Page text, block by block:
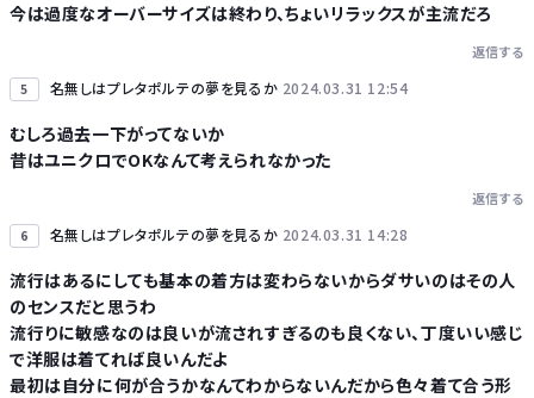
今は過度なオーバーサイズは終わり、ちょいリラックスが主流だろ
返信する
5 名無しはプレタポルテの夢を見るか 2024.03.31 12:54
むしろ過去一下がってないか
昔はユニクロでOKなんて考えられなかった
返信する
6 名無しはプレタポルテの夢を見るか 2024.03.31 14:28
流行はあるにしても基本の着方は変わらないからダサいのはその人
のセンスだと思うわ
流行りに敏感なのは良いが流されすぎるのも良くない、丁度いい感じ
で洋服は着てれば良いんだよ
最初は自分に何が合うかなんてわからないんだから色々着て合う形